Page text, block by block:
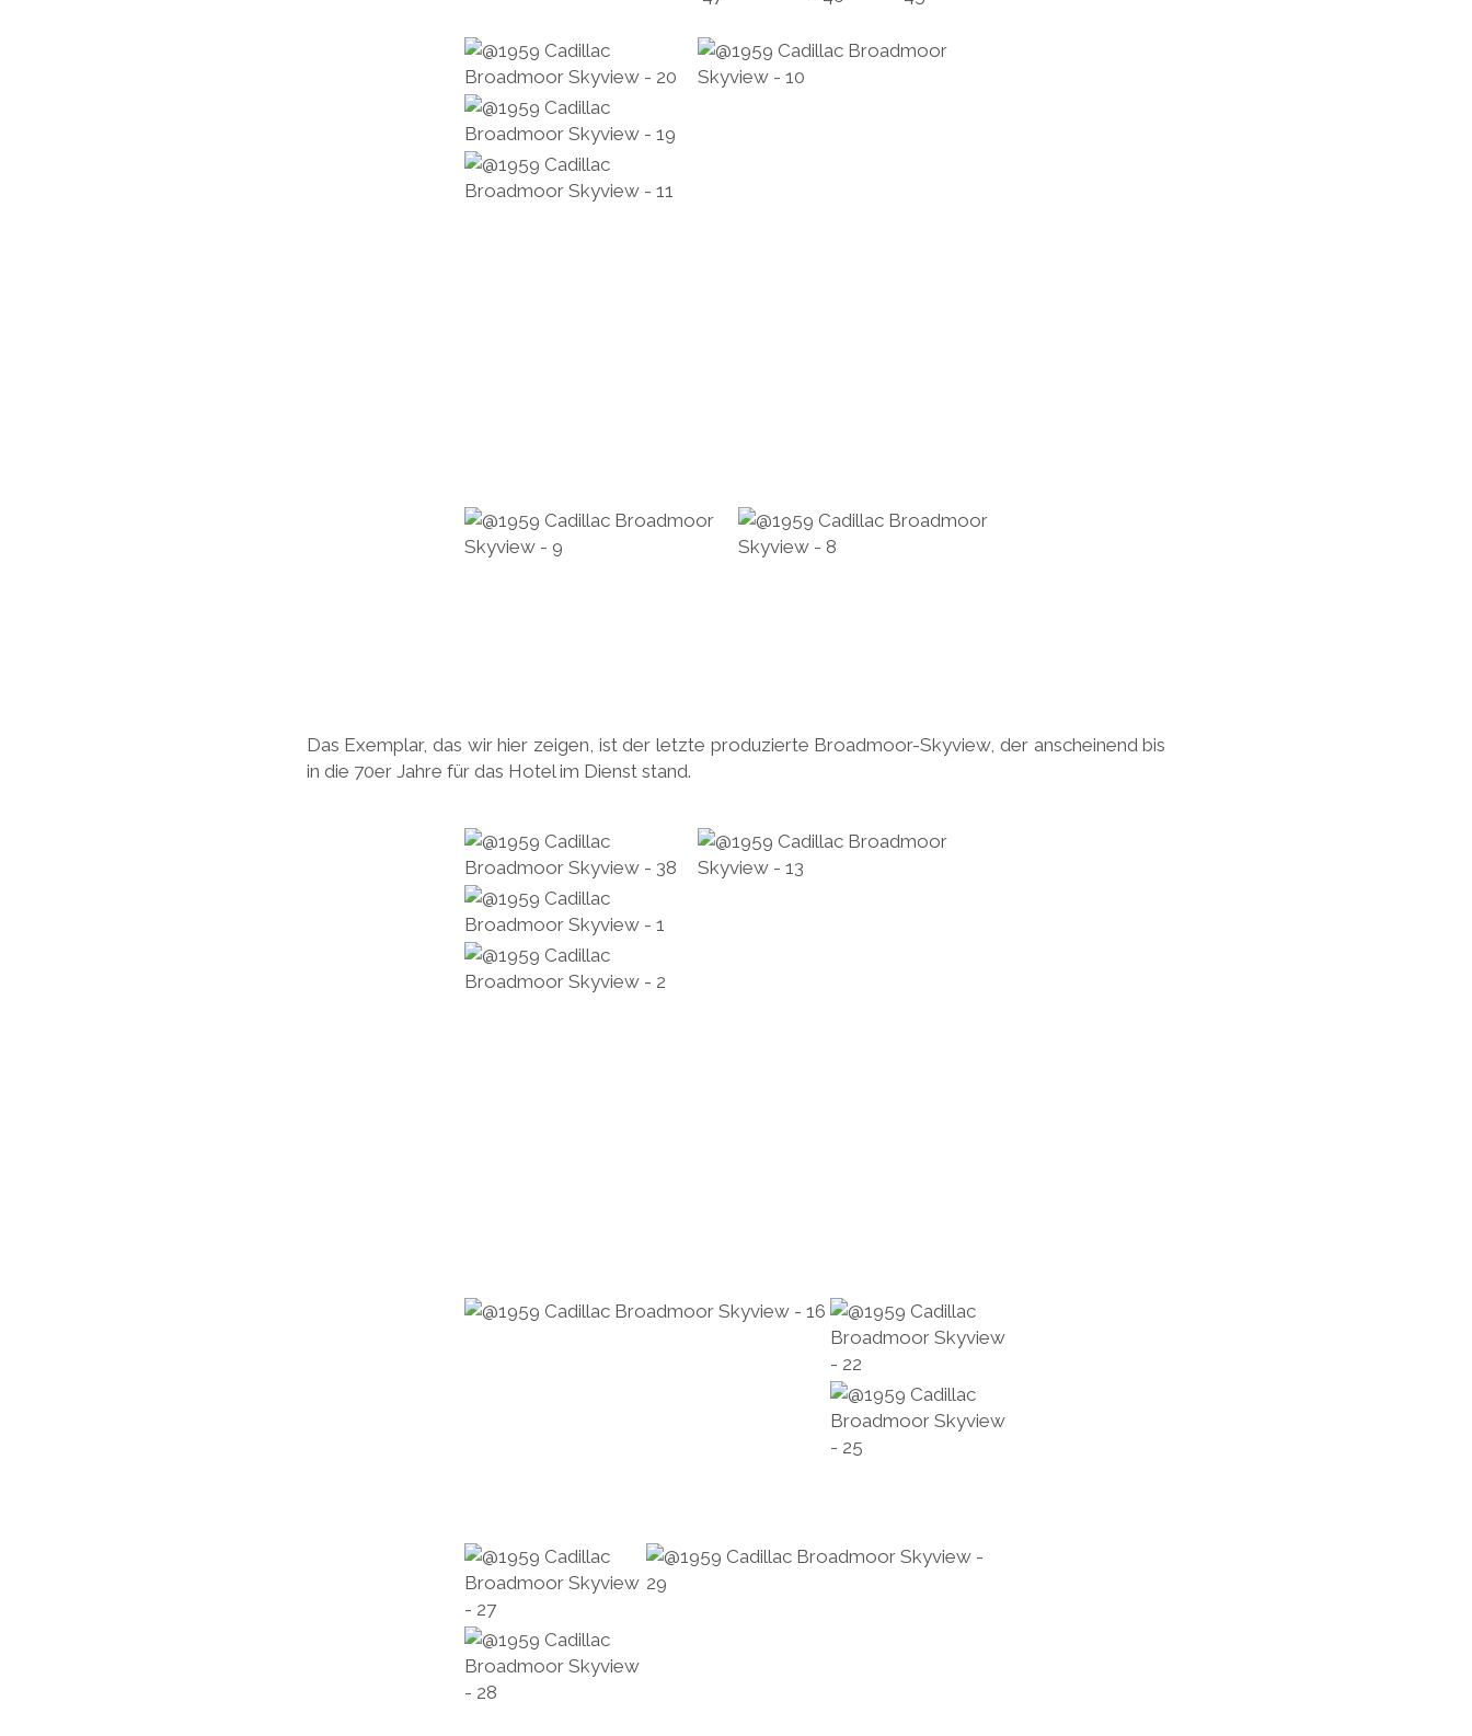
Das Exemplar, das wir hier zeigen, ist der letzte produzierte Broadmoor-Skyview, der anscheinend bis
in die 70er Jahre für das Hotel im Dienst stand.